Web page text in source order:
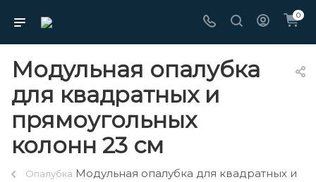
0
Модульная опалубка
для квадратных и
прямоугольных
колонн 23 см
Опалубка Модульная опалубка для квадратных и